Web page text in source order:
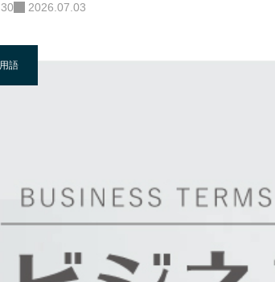
2026.07.03
語